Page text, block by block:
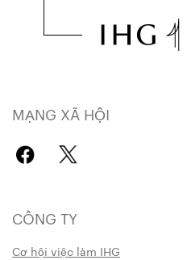
MẠNG XÃ HỘI
CÔNG TY
Cơ hội việc làm IHG